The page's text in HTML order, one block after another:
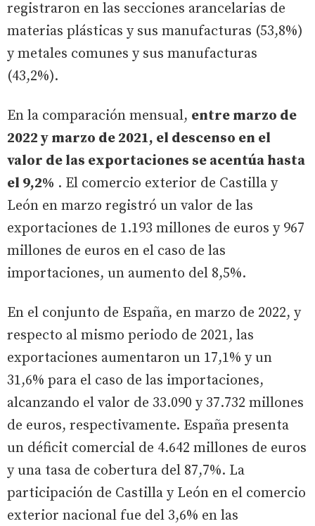
registraron en las secciones arancelarias de
materias plásticas y sus manufacturas (53,8%)
y metales comunes y sus manufacturas
(43,2%).
En la comparación mensual, entre marzo de
2022 y marzo de 2021, el descenso en el
valor de las exportaciones se acentúa hasta
el 9,2% . El comercio exterior de Castilla y
León en marzo registró un valor de las
exportaciones de 1.193 millones de euros y 967
millones de euros en el caso de las
importaciones, un aumento del 8,5%.
En el conjunto de España, en marzo de 2022, y
respecto al mismo periodo de 2021, las
exportaciones aumentaron un 17,1% y un
31,6% para el caso de las importaciones,
alcanzando el valor de 33.090 y 37.732 millones
de euros, respectivamente. España presenta
un déficit comercial de 4.642 millones de euros
y una tasa de cobertura del 87,7%. La
participación de Castilla y León en el comercio
exterior nacional fue del 3,6% en las